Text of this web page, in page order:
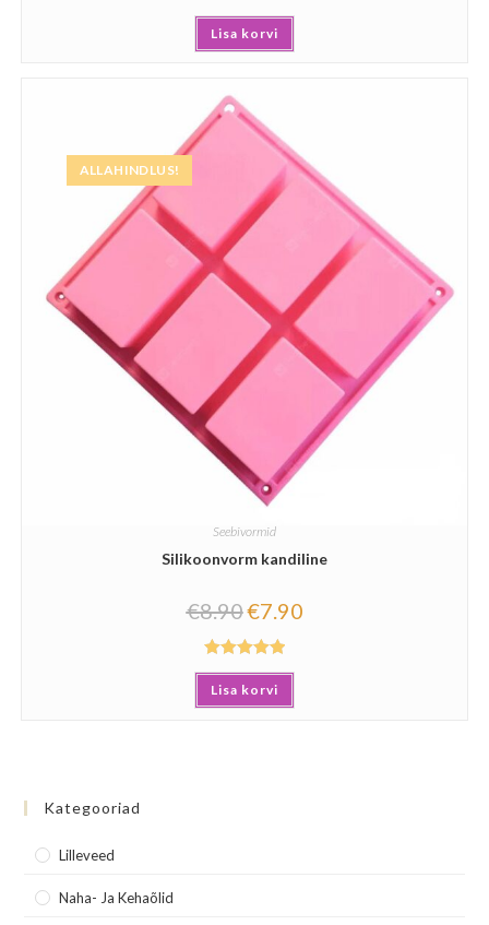
Lisa korvi
ALLAHINDLUS!
Seebivormid
Silikoonvorm kandiline
€8.90€7.90
Hinnanguga
5.00/ 5
Lisa korvi
Kategooriad
Lilleveed
Naha- Ja Kehaõlid